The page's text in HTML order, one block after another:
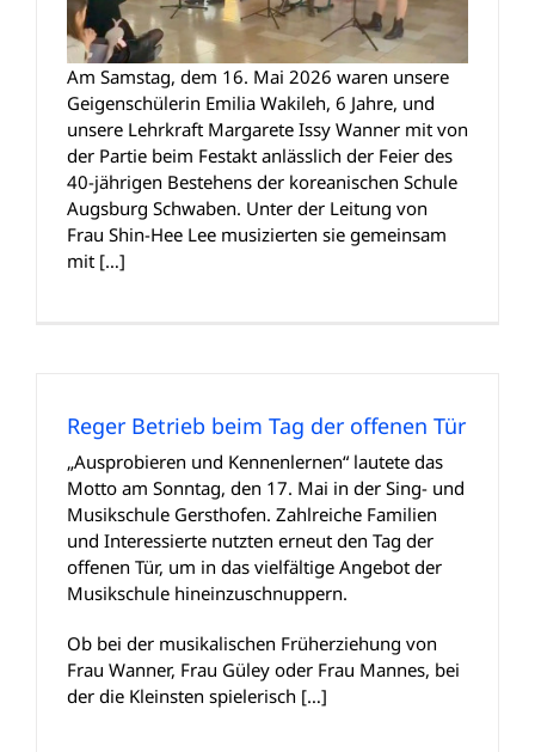
Am Samstag, dem 16. Mai 2026 waren unsere
Geigenschülerin Emilia Wakileh, 6 Jahre, und
unsere Lehrkraft Margarete Issy Wanner mit von
der Partie beim Festakt anlässlich der Feier des
40-jährigen Bestehens der koreanischen Schule
Augsburg Schwaben. Unter der Leitung von
Frau Shin-Hee Lee musizierten sie gemeinsam
mit […]
Reger Betrieb beim Tag der offenen Tür
„Ausprobieren und Kennenlernen“ lautete das
Motto am Sonntag, den 17. Mai in der Sing- und
Musikschule Gersthofen. Zahlreiche Familien
und Interessierte nutzten erneut den Tag der
offenen Tür, um in das vielfältige Angebot der
Musikschule hineinzuschnuppern.
Ob bei der musikalischen Früherziehung von
Frau Wanner, Frau Güley oder Frau Mannes, bei
der die Kleinsten spielerisch […]